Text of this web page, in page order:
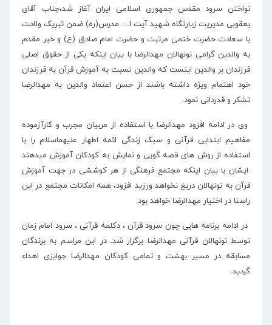
نواختن سرود مقدس جمهوری اسلامی ایران آغاز شد،جناب آقای
یعقوبی مدیریت زیارتگاه شهید آیت ا… مدرس(ره) ضمن تبریک ولادت
با سعادت حضرت ختمی مرتبت و حضرت امام صادق (ع) و خیر مقدم
به والدین گرامی نونهالان مهدالرضا با بیان اینکه یکی از حقوق اصلی
فرزندان بر والدین اینست که والدین نسبت به آموزش قرآن به فرزندان
خود اهتمام ویژه داشته باشند از حسن اعتماد والدین به مهدالرضا
تشکر و قدردانی نمود.
وی در ادامه افزود مهدالرضا با استفاده از مربیان مجرب و کارآزموده
مفاهیم ابتدایی قرآنی و سبک زندگی ائمه اطهار علیهماسلام را با
استفاده از روش های قصه گویی و نمایش به کودکان آموزش میدهند
.ایشان با بیان اینکه مجتمع فرهنگی از هر کوششی در جهت آموزش
قرآن به نونهالان دریغ نخواهد ورزید افزود، همه امکانات مجتمع در این
راستا در اختیار مهدالرضا خواهد بود.
در ادامه برنامه هایی چون سرود قرآن ، دکلمه قرآنی ، سرود امام زمان
توسط نونهالان قرآنی مهدالرضا برگزار شد. در این مراسم به برندگان
مسابقه در مسیر بهشت و تمامی کودکان مهدالرضا جوایزی اهداء
گردید.